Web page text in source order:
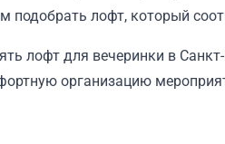
лофт, который
лофт для вечеринки в
организацию